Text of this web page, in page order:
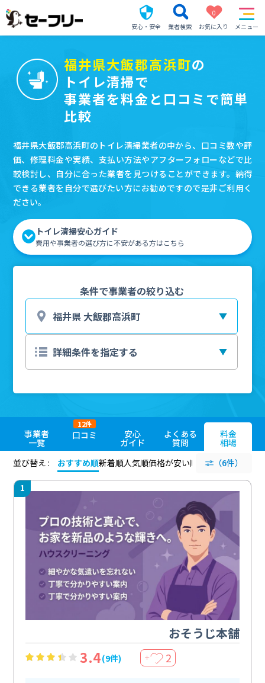
安心・安全 業者検索
0
お気に入り
メニュー
福井県大飯郡高浜町の
トイレ清掃で
事業者を料金と口コミで簡単
比較
福井県大飯郡高浜町のトイレ清掃業者の中から、口コミ数や評
価、修理料金や実績、支払い方法やアフターフォローなどで比
較検討し、自分に合った業者を見つけることができます。納得
できる業者を自分で選びたい方にお勧めですので是非ご利用く
ださい。
トイレ清掃安心ガイド
費用や事業者の選び方に不安がある方はこちら
条件で事業者の絞り込む
事業者
一覧
口コミ
12件
安心
ガイド
よくある
質問
料金
相場
並び替え :
おすすめ順新着順人気順価格が安い順 評価が高い順
（6件）
1
おそうじ本舗
3.4(9件) ＋ 2